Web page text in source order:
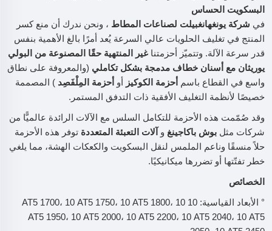
البسكويت الحساس
في شركة يونغهانغبيلت لصناعات المطاط ، ونحن ندرك أن منع كسر
المنتج في تغليف الحلويات عالي السرعة يُعد أمرًا بالغ الأهمية بنفس
قدر سرعة الآلة. وتتميّز أحزمتنا غير المنتهية حقًا المصنوعة من البولي
يوريثان مع أسنان خطاف مدمجة بشكل تكاملي (والمعروفة على نطاق
واسع في القطاع باسم أحزمة الكوكيز أو أحزمة المِلْفَصِد ) المصممة
خصيصًا لأنظمة التغليف الأفقية ذات التدفق المستمر.
وقد صُمّمت هذه الأحزمة للتكامل السلس مع الآلات الرائدة عالميًّا من
شركات مثل بوش باكاجينغ و آلات التعبئة المتعددة توفر هذه الأحزمة
حلاً منسقًا وناعم الملمس لنقل البسكويت والكعكات الهشة، مما يلغي
خطر تفتّتها أو تضررها ميكانيكيًا.
الخصائص
° الأبعاد القياسية: 10 AT5 1700، 10 AT5 1750، 10 AT5 1800، 10
AT5 1950، 10 AT5 2000، 10 AT5 2200، 10 AT5 2040، 10 AT5